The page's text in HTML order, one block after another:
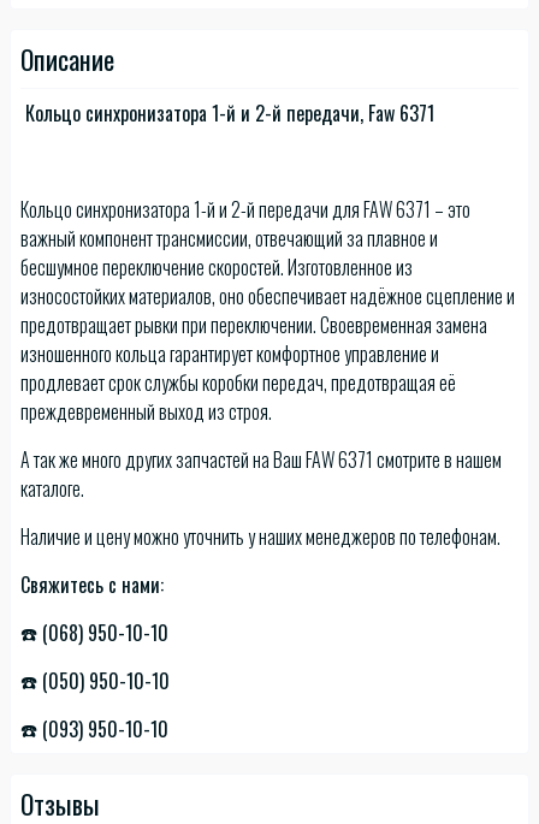
Описание
Кольцо синхронизатора 1-й и 2-й передачи, Faw 6371
Кольцо синхронизатора 1-й и 2-й передачи для FAW 6371 – это
важный компонент трансмиссии, отвечающий за плавное и
бесшумное переключение скоростей. Изготовленное из
износостойких материалов, оно обеспечивает надёжное сцепление и
предотвращает рывки при переключении. Своевременная замена
изношенного кольца гарантирует комфортное управление и
продлевает срок службы коробки передач, предотвращая её
преждевременный выход из строя.
А так же много других запчастей на Ваш FAW 6371 смотрите в нашем
каталоге.
Наличие и цену можно уточнить у наших менеджеров по телефонам.
Свяжитесь с нами:
☎️ (068) 950-10-10
☎️ (050) 950-10-10
☎️ (093) 950-10-10
Отзывы